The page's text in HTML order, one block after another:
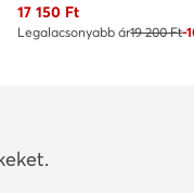
Aktuális ár
17 150 Ft
Legalacsonyabb ár19 200 Ft-